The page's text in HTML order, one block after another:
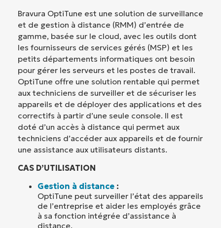
Bravura OptiTune est une solution de surveillance
et de gestion à distance (RMM) d’entrée de
gamme, basée sur le cloud, avec les outils dont
les fournisseurs de services gérés (MSP) et les
petits départements informatiques ont besoin
pour gérer les serveurs et les postes de travail.
OptiTune offre une solution rentable qui permet
aux techniciens de surveiller et de sécuriser les
appareils et de déployer des applications et des
correctifs à partir d’une seule console. Il est
doté d’un accès à distance qui permet aux
techniciens d’accéder aux appareils et de fournir
une assistance aux utilisateurs distants.
CAS D’UTILISATION
Gestion à distance :
OptiTune peut surveiller l’état des appareils
de l’entreprise et aider les employés grâce
à sa fonction intégrée d’assistance à
distance.